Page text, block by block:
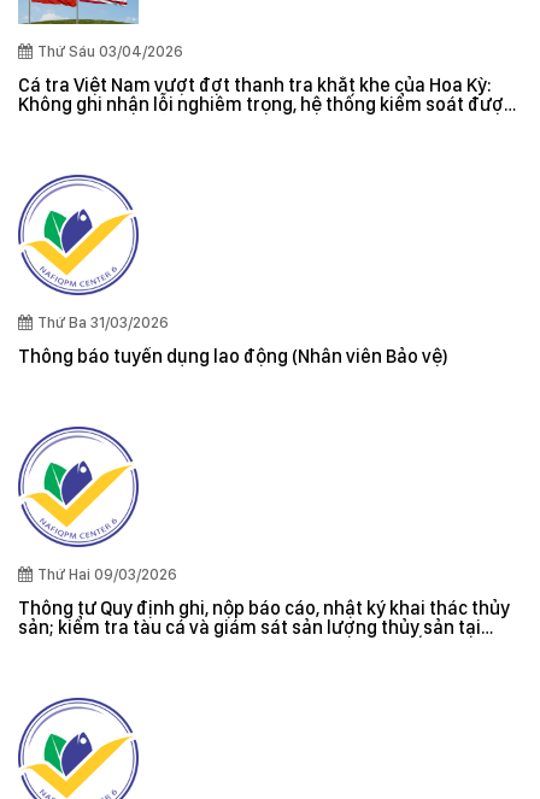
Thứ Sáu 03/04/2026
Cá tra Việt Nam vượt đợt thanh tra khắt khe của Hoa Kỳ:
Không ghi nhận lỗi nghiêm trọng, hệ thống kiểm soát được
Thứ Ba 31/03/2026
Thông báo tuyển dụng lao động (Nhân viên Bảo vệ)
Thứ Hai 09/03/2026
Thông tư Quy định ghi, nộp báo cáo, nhật ký khai thác thủy
sản; kiểm tra tàu cá và giám sát sản lượng thủy sản tại